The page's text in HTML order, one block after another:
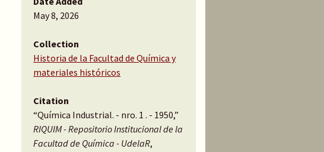
May 8, 2026
Collection
Historia de la Facultad de Química y
materiales históricos
Citation
“Química Industrial. - nro. 1 . - 1950,”
RIQUIM - Repositorio Institucional de la
Facultad de Química - UdelaR,